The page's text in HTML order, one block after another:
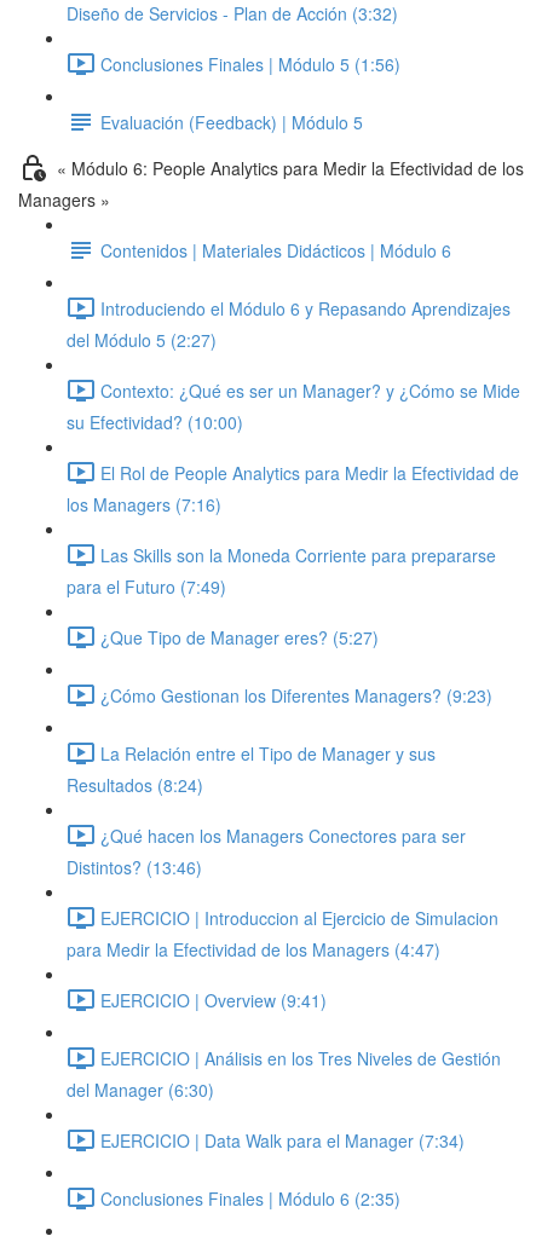
Diseño de Servicios - Plan de Acción (3:32)
Conclusiones Finales | Módulo 5 (1:56)
Evaluación (Feedback) | Módulo 5
« Módulo 6: People Analytics para Medir la Efectividad de los
Managers »
Contenidos | Materiales Didácticos | Módulo 6
Introduciendo el Módulo 6 y Repasando Aprendizajes
del Módulo 5 (2:27)
Contexto: ¿Qué es ser un Manager? y ¿Cómo se Mide
su Efectividad? (10:00)
El Rol de People Analytics para Medir la Efectividad de
los Managers (7:16)
Las Skills son la Moneda Corriente para prepararse
para el Futuro (7:49)
¿Que Tipo de Manager eres? (5:27)
¿Cómo Gestionan los Diferentes Managers? (9:23)
La Relación entre el Tipo de Manager y sus
Resultados (8:24)
¿Qué hacen los Managers Conectores para ser
Distintos? (13:46)
EJERCICIO | Introduccion al Ejercicio de Simulacion
para Medir la Efectividad de los Managers (4:47)
EJERCICIO | Overview (9:41)
EJERCICIO | Análisis en los Tres Niveles de Gestión
del Manager (6:30)
EJERCICIO | Data Walk para el Manager (7:34)
Conclusiones Finales | Módulo 6 (2:35)